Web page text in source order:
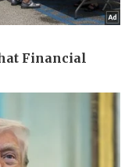
sự - Quốc phòng